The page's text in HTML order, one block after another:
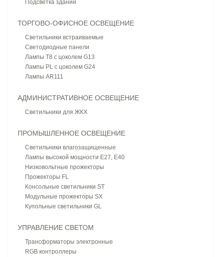
Подсветка зданий
ТОРГОВО-ОФИСНОЕ ОСВЕЩЕНИЕ
Светильники встраиваемые
Светодиодные панели
Лампы T8 с цоколем G13
Лампы PL с цоколем G24
Лампы AR111
АДМИНИСТРАТИВНОЕ ОСВЕЩЕНИЕ
Светильники для ЖКХ
ПРОМЫШЛЕННОЕ ОСВЕЩЕНИЕ
Светильники влагозащищенные
Лампы высокой мощности E27, E40
Низковольтные прожекторы
Прожекторы FL
Консольные светильники ST
Модульные прожекторы SX
Купольные светильники GL
УПРАВЛЕНИЕ СВЕТОМ
Трансформаторы электронные
RGB контроллеры